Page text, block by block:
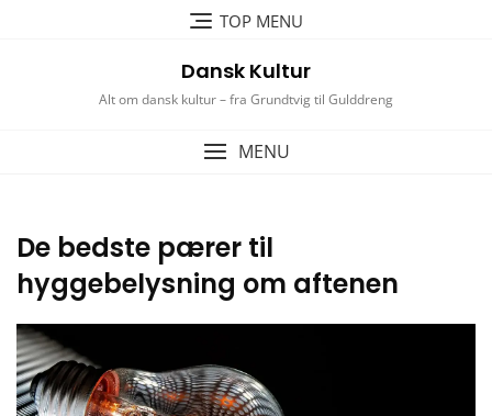
TOP MENU
Dansk Kultur
Alt om dansk kultur – fra Grundtvig til Gulddreng
MENU
De bedste pærer til
hyggebelysning om aftenen